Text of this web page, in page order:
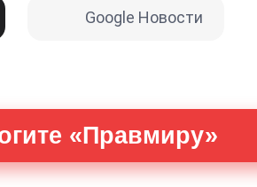
Google Новости
«Правмиру»